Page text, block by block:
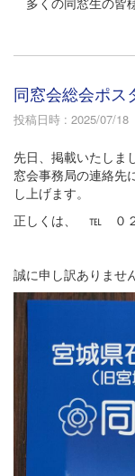
同窓会総会ポス
投稿日時 : 2025/07/18
先日、掲載いたしま
窓会事務局の連絡先
し上げます。
正しくは、 ℡ ０２
誠に申し訳ありませ